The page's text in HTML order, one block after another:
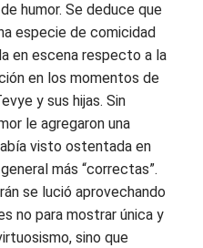
humor. Se deduce que
especie de comicidad
en escena respecto a la
en los momentos de
y sus hijas. Sin
le agregaron una
visto ostentada en
más “correctas”.
se lució aprovechando
no para mostrar única y
sino que